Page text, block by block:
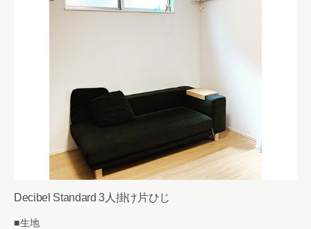
Decibel Standard 3人掛け片ひじ
■生地